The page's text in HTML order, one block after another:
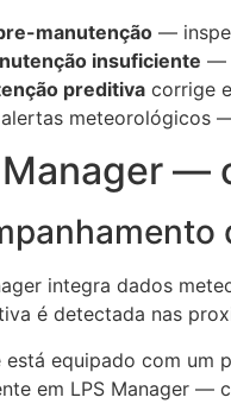
manutenção —
insuficiente —
preditiva corrige
meteorológicos
Manager —
integra dados
é detectada nas
está equipado com um
em LPS Manager —